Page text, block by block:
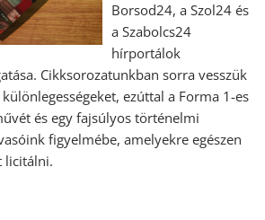
Borsod24, a Szol24 és
a Szabolcs24
hírportálok
Cikksorozatunkban sorra vesszük
ezúttal a Forma 1-es
és egy fajsúlyos történelmi
figyelmébe, amelyekre egészen
licitálni.